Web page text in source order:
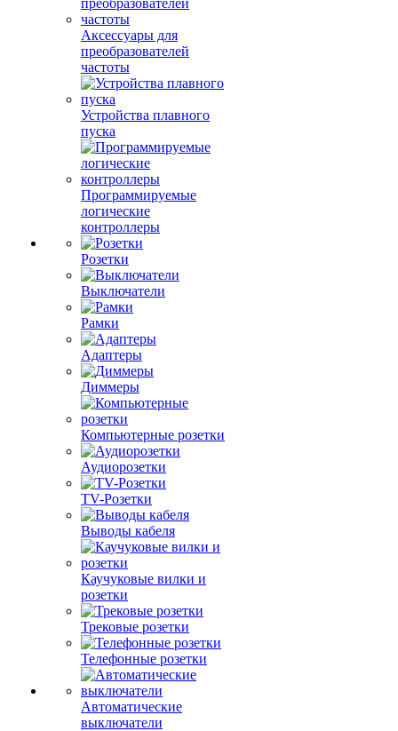
Аксессуары для
преобразователей
частоты
Устройства плавного
пуска
Программируемые
логические
контроллеры
Розетки
Выключатели
Рамки
Адаптеры
Диммеры
Компьютерные розетки
Аудиорозетки
TV-Розетки
Выводы кабеля
Каучуковые вилки и
розетки
Трековые розетки
Телефонные розетки
Автоматические
выключатели